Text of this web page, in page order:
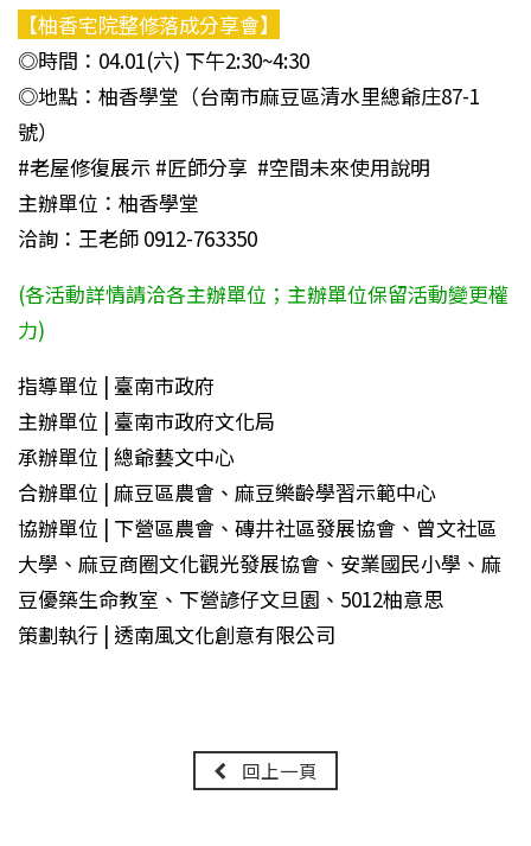
【柚香宅院整修落成分享會】
◎時間：04.01(六) 下午2:30~4:30
◎地點：柚香學堂（台南市麻豆區清水里總爺庄87-1
號）
#老屋修復展示 #匠師分享 #空間未來使用說明
主辦單位：柚香學堂
洽詢：王老師 0912-763350
(各活動詳情請洽各主辦單位；主辦單位保留活動變更權
力)
指導單位 | 臺南市政府
主辦單位 | 臺南市政府文化局
承辦單位 | 總爺藝文中心
合辦單位 | 麻豆區農會、麻豆樂齡學習示範中心
協辦單位 | 下營區農會、磚井社區發展協會、曾文社區
大學、麻豆商圈文化觀光發展協會、安業國民小學、麻
豆優築生命教室、下營諺仔文旦園、5012柚意思
策劃執行 | 透南風文化創意有限公司
回上一頁